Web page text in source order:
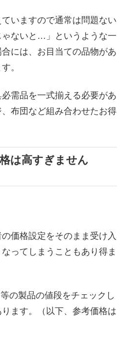
いますので通常は問題ない
ゃないと…」というような一
には、お目当ての品物があ
。
需品を一式揃える必要があ
布団など組み合わせたお得
は高すぎません
価格設定をそのまま受け入
ってしまうこともあり得ま
の製品の値段をチェックし
ます。（以下、参考価格は